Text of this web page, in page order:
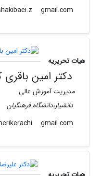
gmail.com
هیات تحریریه
دکتر امین باقری
مدیریت آموزش عالی
دانشیار،دانشگاه فرهنگیان
gmail.com